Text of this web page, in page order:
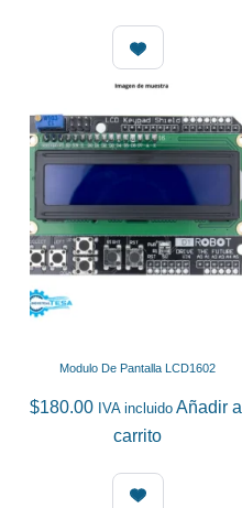
Modulo De Pantalla LCD1602
$180.00 IVA incluido Añadir al
carrito